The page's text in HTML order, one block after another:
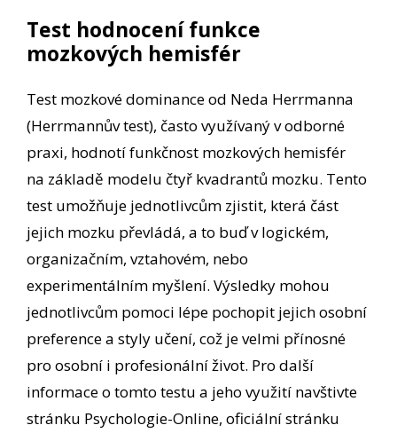
Test hodnocení funkce
mozkových hemisfér
Test mozkové dominance od Neda Herrmanna
(Herrmannův test), často využívaný v odborné
praxi, hodnotí funkčnost mozkových hemisfér
na základě modelu čtyř kvadrantů mozku. Tento
test umožňuje jednotlivcům zjistit, která část
jejich mozku převládá, a to buď v logickém,
organizačním, vztahovém, nebo
experimentálním myšlení. Výsledky mohou
jednotlivcům pomoci lépe pochopit jejich osobní
preference a styly učení, což je velmi přínosné
pro osobní i profesionální život. Pro další
informace o tomto testu a jeho využití navštivte
stránku Psychologie-Online, oficiální stránku